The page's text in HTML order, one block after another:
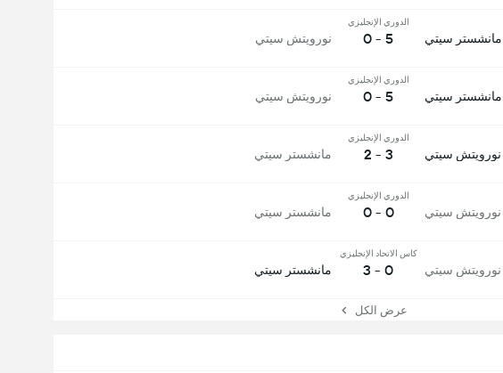
مانشستر سيتي
الدوري الإنجليزي
5 - 0 نورويتش سيتي
مانشستر سيتي
الدوري الإنجليزي
5 - 0 نورويتش سيتي
نورويتش سيتي
الدوري الإنجليزي
3 - 2 مانشستر سيتي
نورويتش سيتي
الدوري الإنجليزي
0 - 0 مانشستر سيتي
نورويتش سيتي
كاس الاتحاد الإنجليزي
0 - 3 مانشستر سيتي
عرض الكل